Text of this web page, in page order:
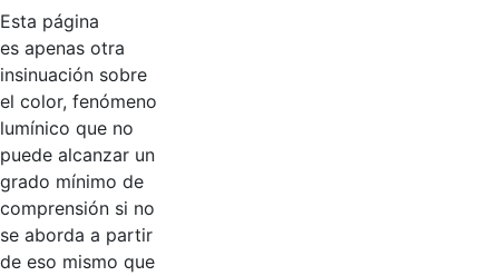
Esta página
es apenas otra
insinuación sobre
el color, fenómeno
lumínico que no
puede alcanzar un
grado mínimo de
comprensión si no
se aborda a partir
de eso mismo que